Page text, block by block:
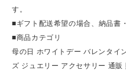
す。
■ギフト配送希望の場合、納品書
■商品カテゴリ
母の日 ホワイトデー バレンタイ
ズ ジュエリー アクセサリー 通